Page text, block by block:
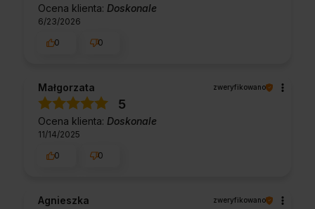
Ocena klienta: Doskonale
6/23/2026
0
0
Małgorzata zweryfikowano
5
Ocena klienta: Doskonale
11/14/2025
0
0
Agnieszka zweryfikowano